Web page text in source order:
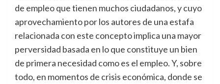
de empleo que tienen muchos ciudadanos, y cuyo
aprovechamiento por los autores de una estafa
relacionada con este concepto implica una mayor
perversidad basada en lo que constituye un bien
de primera necesidad como es el empleo. Y, sobre
todo, en momentos de crisis económica, donde se